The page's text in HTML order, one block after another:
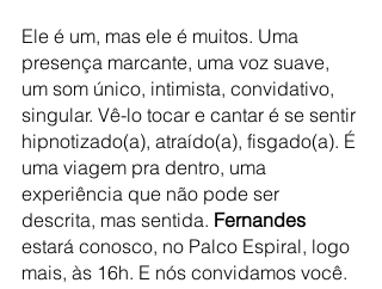
Ele é um, mas ele é muitos. Uma
presença marcante, uma voz suave,
um som único, intimista, convidativo,
singular. Vê-lo tocar e cantar é se sentir
hipnotizado(a), atraído(a), fisgado(a). É
uma viagem pra dentro, uma
experiência que não pode ser
descrita, mas sentida. Fernandes
estará conosco, no Palco Espiral, logo
mais, às 16h. E nós convidamos você.